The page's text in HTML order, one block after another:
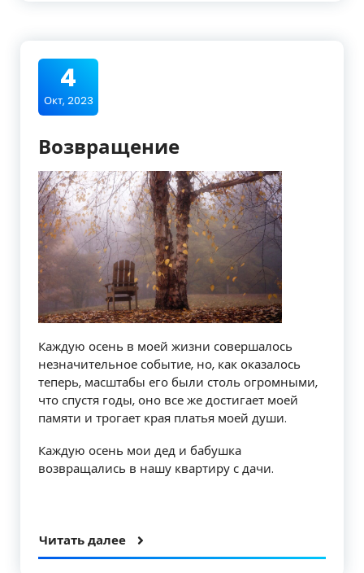
4
Окт, 2023
Возвращение
Каждую осень в моей жизни совершалось
незначительное событие, но, как оказалось
теперь, масштабы его были столь огромными,
что спустя годы, оно все же достигает моей
памяти и трогает края платья моей души.
Каждую осень мои дед и бабушка
возвращались в нашу квартиру с дачи.
Читать далее